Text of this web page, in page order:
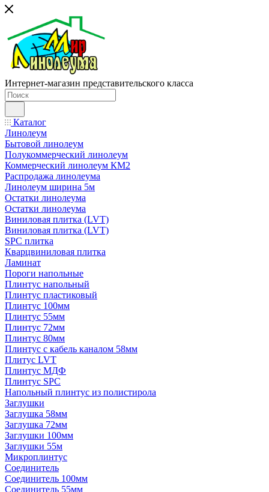
Интернет-магазин представительского класса
Каталог
Линолеум
Бытовой линолеум
Полукоммерческий линолеум
Коммерческий линолеум КМ2
Распродажа линолеума
Линолеум ширина 5м
Остатки линолеума
Остатки линолеума
Виниловая плитка (LVT)
Виниловая плитка (LVT)
SPC плитка
Кварцвиниловая плитка
Ламинат
Пороги напольные
Плинтус напольный
Плинтус пластиковый
Плинтус 100мм
Плинтус 55мм
Плинтус 72мм
Плинтус 80мм
Плинтус с кабель каналом 58мм
Плитус LVT
Плинтус МДФ
Плинтус SPC
Напольный плинтус из полистирола
Заглушки
Заглушка 58мм
Заглушка 72мм
Заглушки 100мм
Заглушки 55м
Микроплинтус
Соединитель
Соединитель 100мм
Соединитель 55мм